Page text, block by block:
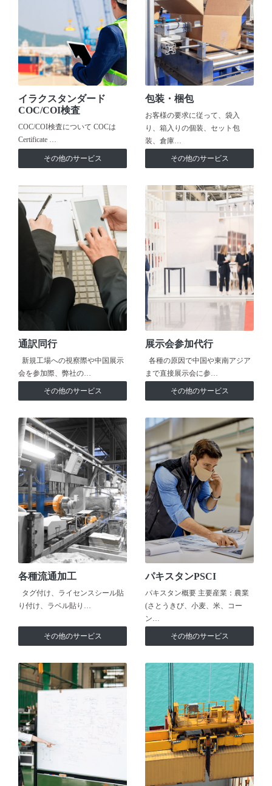
イラクスタンダード
COC/COI検査
COC/COI検査について COCは
Certificate …
その他のサービス
包装・梱包
お客様の要求に従って、袋入
り、箱入りの個装、セット包
装、倉庫…
その他のサービス
通訳同行
新規工場への視察際や中国展示
会を参加際、弊社の…
その他のサービス
展示会参加代行
各種の原因で中国や東南アジア
まで直接展示会に参…
その他のサービス
各種流通加工
タグ付け、ライセンスシール貼
り付け、ラベル貼り…
その他のサービス
パキスタンPSCI
パキスタン概要 主要産業：農業
(さとうきび、小麦、米、コー
ン…
その他のサービス